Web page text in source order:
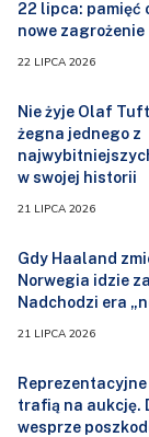
22 lipca: pamięć
nowe zagrożenie
22 LIPCA 2026
Nie żyje Olaf
żegna jednego z
w swojej historii
21 LIPCA 2026
Gdy Haaland
Norwegia idzie
Nadchodzi era
21 LIPCA 2026
trafią na aukcję.
wesprze